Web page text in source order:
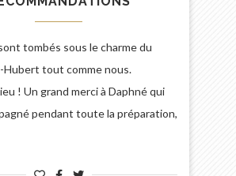
tombés sous le charme du
Hubert tout comme nous.
! Un grand merci à Daphné qui
pendant toute la préparation,